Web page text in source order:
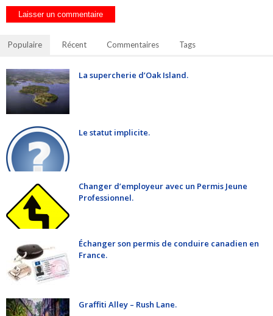
Populaire Récent Commentaires Tags
La supercherie d’Oak Island.
Le statut implicite.
Changer d’employeur avec un Permis Jeune
Professionnel.
Échanger son permis de conduire canadien en
France.
Graffiti Alley – Rush Lane.